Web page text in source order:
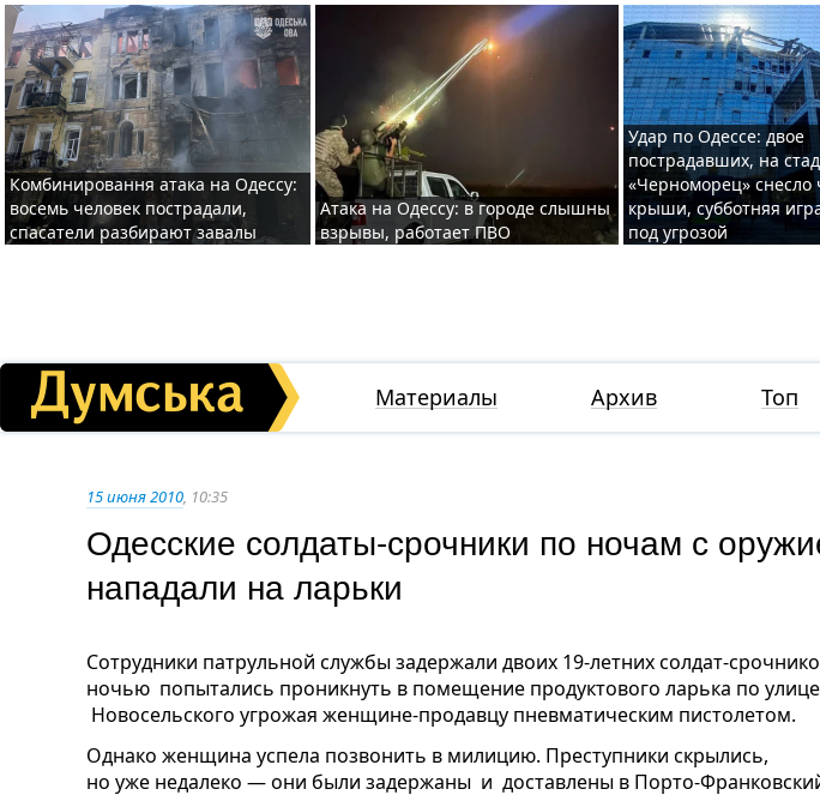
Комбинировання атака на Одессу:
восемь человек пострадали,
спасатели разбирают завалы
Атака на Одессу: в городе слышны
взрывы, работает ПВО
Удар по Одессе: двое
пострадавших, на
«Черноморец» снесло
крыши, субботняя
под угрозой
Материалы Архив Топ
15 июня 2010, 10:35
Одесские солдаты-срочники по ночам с
нападали на ларьки
Сотрудники патрульной службы задержали двоих 19-летних солдат-
ночью попытались проникнуть в помещение продуктового ларька по улице
Новосельского угрожая женщине-продавцу пневматическим пистолетом.
Однако женщина успела позвонить в милицию. Преступники скрылись,
но уже недалеко — они были задержаны и доставлены в Порто-